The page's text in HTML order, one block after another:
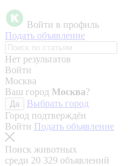
Войти в профиль
Подать объявление
Нет результатов
Войти
Москва
Ваш город Москва?
Да
Выбрать город
Город подтверждён
Войти Подать объявление
Поиск животных
среди 20 329 объявлений